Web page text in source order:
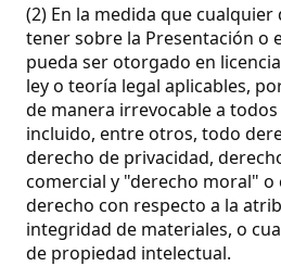
(2) En la medida que
tener sobre la Presentación o
pueda ser otorgado en
ley o teoría legal aplicables,
de manera irrevocable a
incluido, entre otros, todo
derecho de privacidad,
comercial y "derecho moral"
derecho con respecto a la
integridad de materiales, o
de propiedad intelectual.